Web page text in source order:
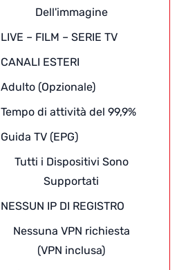
Dell'immagine
LIVE – FILM – SERIE TV
CANALI ESTERI
Adulto (Opzionale)
Tempo di attività del 99,9%
Guida TV (EPG)
Tutti i Dispositivi Sono
Supportati
NESSUN IP DI REGISTRO
Nessuna VPN richiesta
(VPN inclusa)